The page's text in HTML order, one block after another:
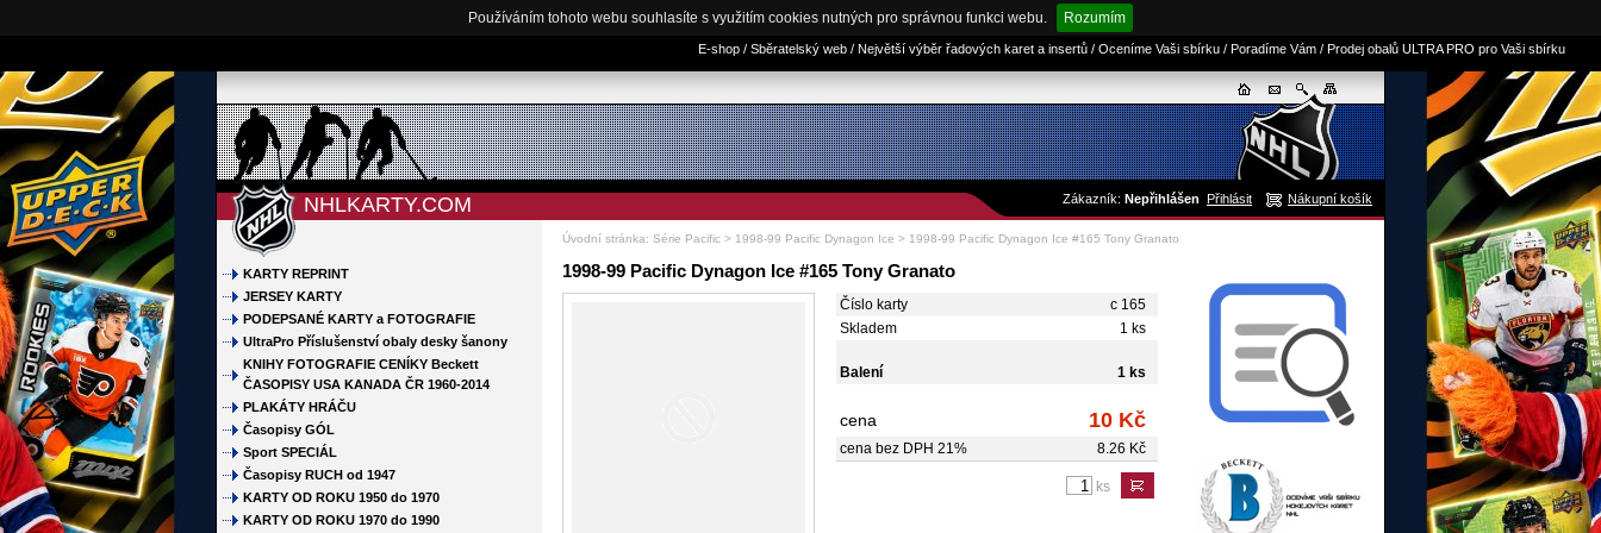
Používáním tohoto webu souhlasíte s využitím cookies nutných pro správnou funkci webu. Rozumím
E-shop / Sběratelský web / Největší výběr řadových karet a insertů / Oceníme Vaši sbírku / Poradíme Vám / Prodej obalů ULTRA PRO pro Vaši sbírku
NHLKARTY.COM Zákazník: Nepřihlášen Přihlásit Nákupní košík
Úvodní stránka: Série Pacific > 1998-99 Pacific Dynagon Ice > 1998-99 Pacific Dynagon Ice #165 Tony Granato
KARTY REPRINT
JERSEY KARTY
PODEPSANÉ KARTY a FOTOGRAFIE
UltraPro Příslušenství obaly desky šanony
KNIHY FOTOGRAFIE CENÍKY Beckett
ČASOPISY USA KANADA ČR 1960-2014
PLAKÁTY HRÁČU
Časopisy GÓL
Sport SPECIÁL
Časopisy RUCH od 1947
KARTY OD ROKU 1950 do 1970
KARTY OD ROKU 1970 do 1990
1998-99 Pacific Dynagon Ice #165 Tony Granato
Číslo karty
c 165
Skladem
1 ks
Balení 1 ks
cena 10 Kč
cena bez DPH 21% 8.26 Kč
ks